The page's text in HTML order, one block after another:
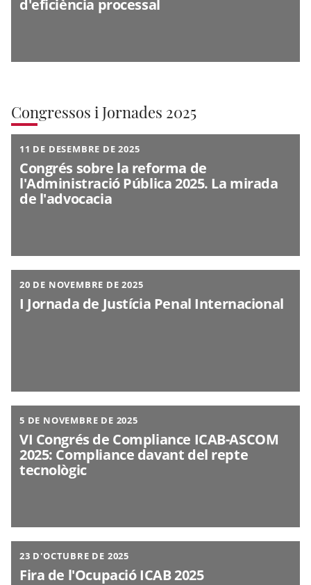
d'eficiència processal
Congressos i Jornades 2025
11 DE DESEMBRE DE 2025
Congrés sobre la reforma de
l'Administració Pública 2025. La mirada
de l'advocacia
20 DE NOVEMBRE DE 2025
I Jornada de Justícia Penal Internacional
5 DE NOVEMBRE DE 2025
VI Congrés de Compliance ICAB-ASCOM
2025: Compliance davant del repte
tecnològic
23 D'OCTUBRE DE 2025
Fira de l'Ocupació ICAB 2025